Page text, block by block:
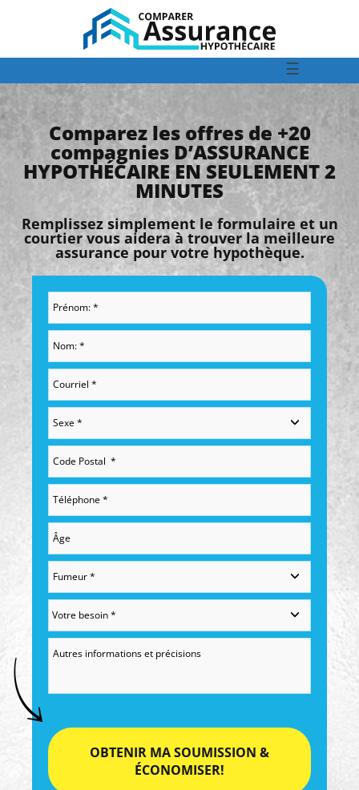
☰
Comparez les offres de +20
compagnies D’ASSURANCE
HYPOTHÉCAIRE EN SEULEMENT 2
MINUTES
Remplissez simplement le formulaire et un
courtier vous aidera à trouver la meilleure
assurance pour votre hypothèque.